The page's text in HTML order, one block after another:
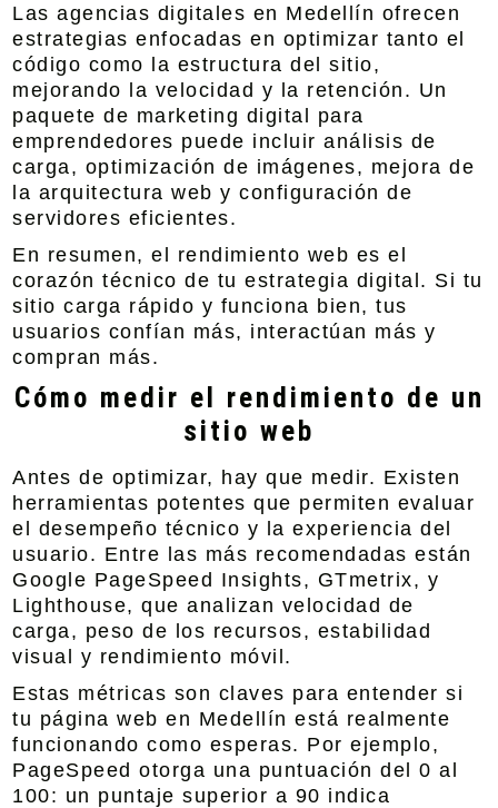
Las agencias digitales en Medellín ofrecen
estrategias enfocadas en optimizar tanto el
código como la estructura del sitio,
mejorando la velocidad y la retención. Un
paquete de marketing digital para
emprendedores puede incluir análisis de
carga, optimización de imágenes, mejora de
la arquitectura web y configuración de
servidores eficientes.
En resumen, el rendimiento web es el
corazón técnico de tu estrategia digital. Si tu
sitio carga rápido y funciona bien, tus
usuarios confían más, interactúan más y
compran más.
Cómo medir el rendimiento de un
sitio web
Antes de optimizar, hay que medir. Existen
herramientas potentes que permiten evaluar
el desempeño técnico y la experiencia del
usuario. Entre las más recomendadas están
Google PageSpeed Insights, GTmetrix, y
Lighthouse, que analizan velocidad de
carga, peso de los recursos, estabilidad
visual y rendimiento móvil.
Estas métricas son claves para entender si
tu página web en Medellín está realmente
funcionando como esperas. Por ejemplo,
PageSpeed otorga una puntuación del 0 al
100: un puntaje superior a 90 indica